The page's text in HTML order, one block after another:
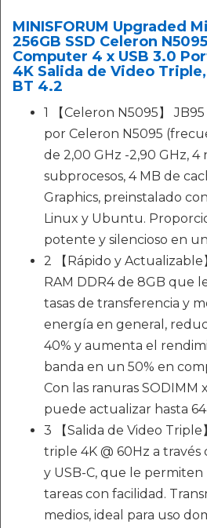
MINISFORUM Upgraded
256GB SSD Celeron
Computer 4 x USB 3.0
4K Salida de Video
BT 4.2
1 【Celeron N5095】
por Celeron N5095
de 2,00 GHz -2,90 GHz, 4
subprocesos, 4 MB de
Graphics, preinstalado
Linux y Ubuntu.
potente y silencioso en
2 【Rápido y Actualizable
RAM DDR4 de 8GB que
tasas de transferencia y
energía en general,
40% y aumenta el
banda en un 50% en
Con las ranuras SODIMM
puede actualizar hasta 64
3 【Salida de Video
triple 4K @ 60Hz a través
y USB-C, que le
tareas con facilidad.
medios, ideal para uso